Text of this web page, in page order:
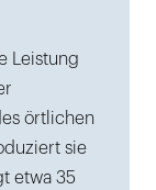
Leistung
örtlichen
sie
etwa 35